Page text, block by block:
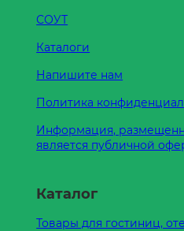
СОУТ
Каталоги
Напишите нам
Политика
Информация,
является публичной
Каталог
Товары для гостиниц,